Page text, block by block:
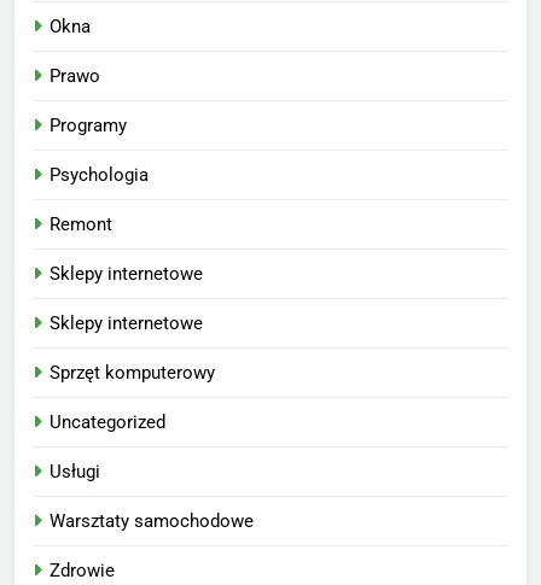
Okna
Prawo
Programy
Psychologia
Remont
Sklepy internetowe
Sklepy internetowe
Sprzęt komputerowy
Uncategorized
Usługi
Warsztaty samochodowe
Zdrowie